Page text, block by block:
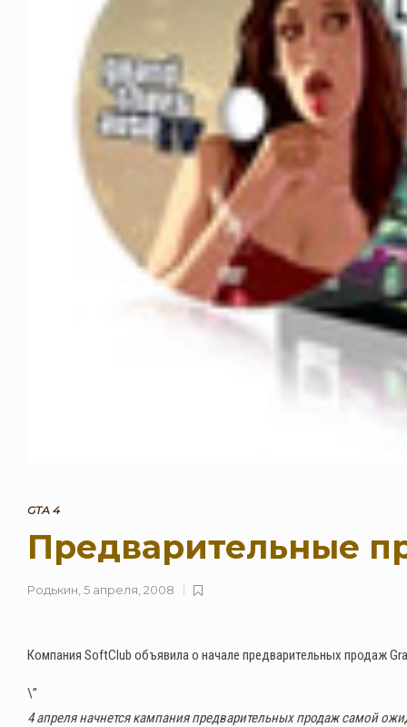
GTA 4
Предварительные
Родькин 5 апреля, 2008
Компания SoftClub объявила о начале предварительных продаж
\”
4 апреля начнется кампания предварительных продаж самой